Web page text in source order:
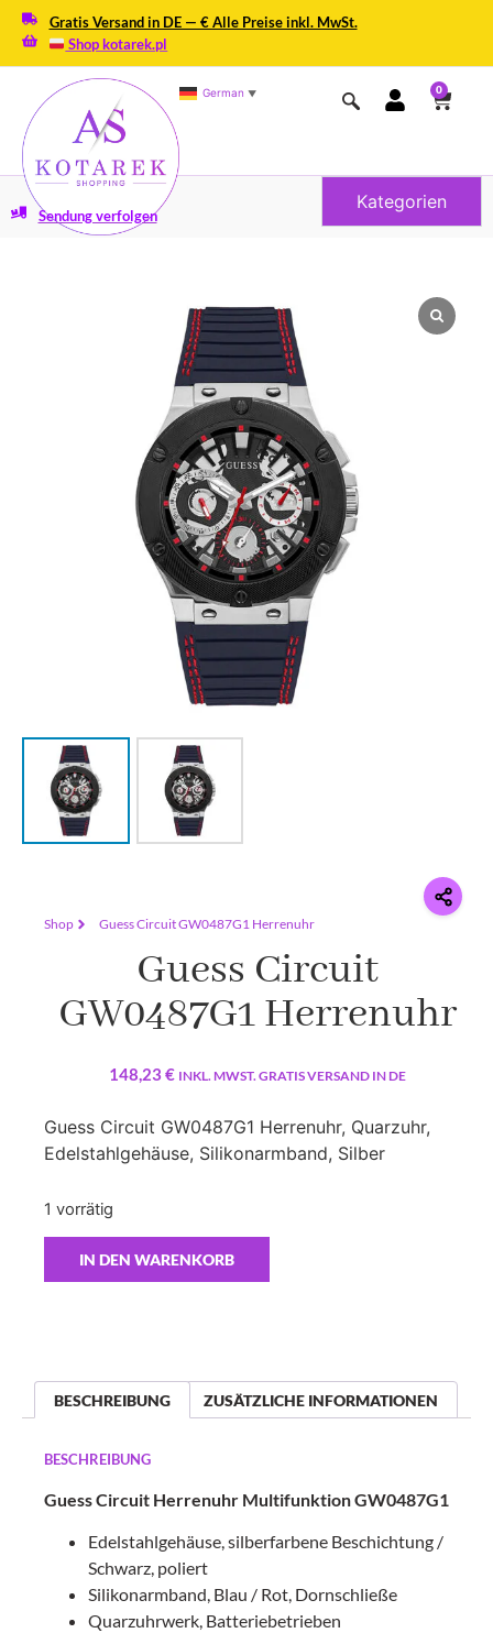
Gratis Versand in DE — € Alle Preise inkl. MwSt.
Shop kotarek.pl
German ▼ 0
Kategorien
Sendung verfolgen
Shop Guess Circuit GW0487G1 Herrenuhr
Guess Circuit
GW0487G1 Herrenuhr
148,23€ INKL. MWST. GRATIS VERSAND IN DE
Guess Circuit GW0487G1 Herrenuhr, Quarzuhr,
Edelstahlgehäuse, Silikonarmband, Silber
1 vorrätig
IN DEN WARENKORB
BESCHREIBUNG ZUSÄTZLICHE INFORMATIONEN
BESCHREIBUNG
Guess Circuit Herrenuhr Multifunktion GW0487G1
Edelstahlgehäuse, silberfarbene Beschichtung /
Schwarz, poliert
Silikonarmband, Blau / Rot, Dornschließe
Quarzuhrwerk, Batteriebetrieben